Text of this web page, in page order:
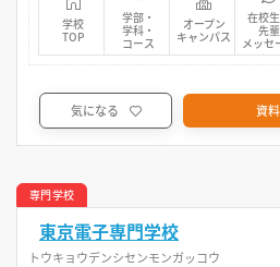
学校
TOP
学部・
学科・
コース
オープン
キャンパス
在校生
先輩
メッセ
気になる 資
専門学校
東京電子専門学校
トウキョウデンシセンモンガッコウ